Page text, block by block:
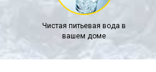
Чистая питьевая вода в
вашем доме